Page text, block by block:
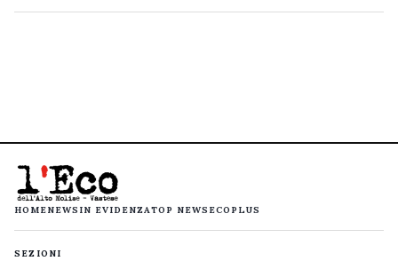
HOMENEWS IN EVIDENZATOP NEWS ECOPLUS
SEZIONI